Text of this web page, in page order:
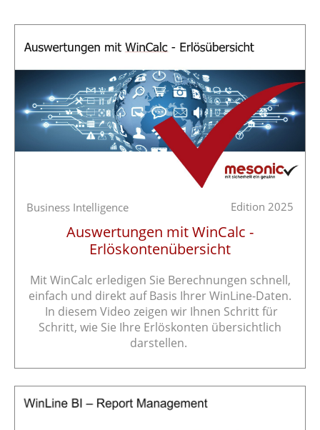
Business Intelligence Edition 2025
Auswertungen mit WinCalc -
Erlöskontenübersicht
Mit WinCalc erledigen Sie Berechnungen schnell,
einfach und direkt auf Basis Ihrer WinLine-Daten.
In diesem Video zeigen wir Ihnen Schritt für
Schritt, wie Sie Ihre Erlöskonten übersichtlich
darstellen.